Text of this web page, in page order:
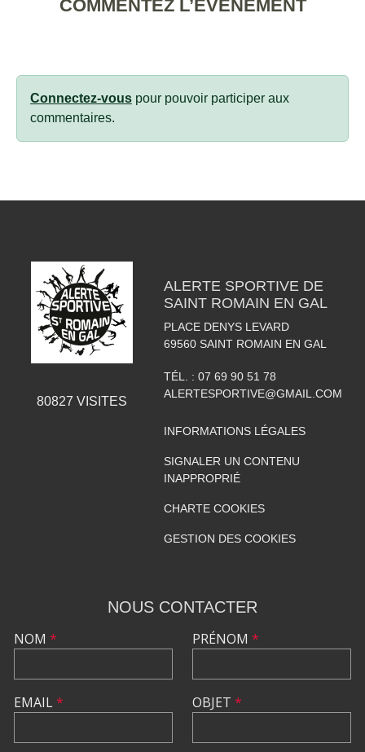
COMMENTEZ L’ÉVÈNEMENT
Connectez-vous pour pouvoir participer aux
commentaires.
80827 VISITES
ALERTE SPORTIVE DE
SAINT ROMAIN EN GAL
PLACE DENYS LEVARD
69560 SAINT ROMAIN EN GAL
TÉL. : 07 69 90 51 78
ALERTESPORTIVE@GMAIL.COM
INFORMATIONS LÉGALES
SIGNALER UN CONTENU
INAPPROPRIÉ
CHARTE COOKIES
GESTION DES COOKIES
NOUS CONTACTER
NOM *
EMAIL*
PRÉNOM *
OBJET *